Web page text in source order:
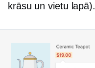
krāsu un vietu lapā).